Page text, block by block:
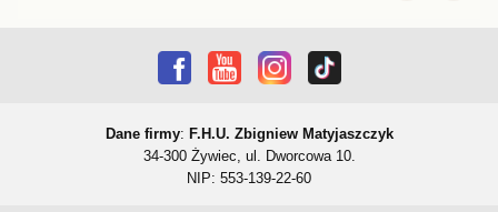
Dane firmy: F.H.U. Zbigniew Matyjaszczyk
34-300 Żywiec, ul. Dworcowa 10.
NIP: 553-139-22-60